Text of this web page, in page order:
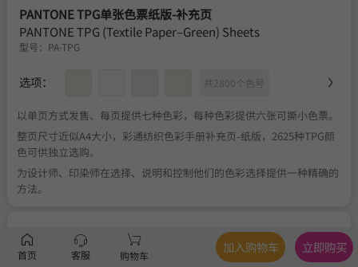
PANTONE TPG单张色票纸版-补充页
PANTONE TPG (Textile Paper–Green) Sheets
型号： PA-TPG
选项： 共2800个色号
以单页方式发售、每页提供七种色彩，每种色彩提供六张可撕小色票。
整页尺寸近似A4大小，彩通纺织色彩手册补充页-纸版，2625种TPG颜
色可供独立选购。
为设计师、印染师在选择、说明和控制他们的色彩选择提供一种精确的
方法。
服务 官方正品 关于税费 、不可退换
首页 客服 购物车
加入购物车 立即购买